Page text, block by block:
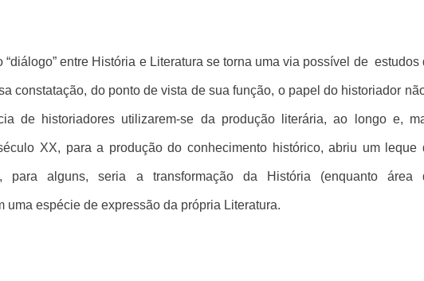
“diálogo” entre História e Literatura se torna uma via possível de estudos
constatação, do ponto de vista de sua função, o papel do historiador
de historiadores utilizarem-se da produção literária, ao longo e,
XX, para a produção do conhecimento histórico, abriu um leque
para alguns, seria a transformação da História (enquanto área
uma espécie de expressão da própria Literatura.